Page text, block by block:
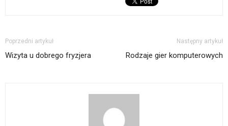
Poprzedni artykuł
Wizyta u dobrego fryzjera
Następny artykuł
Rodzaje gier komputerowych